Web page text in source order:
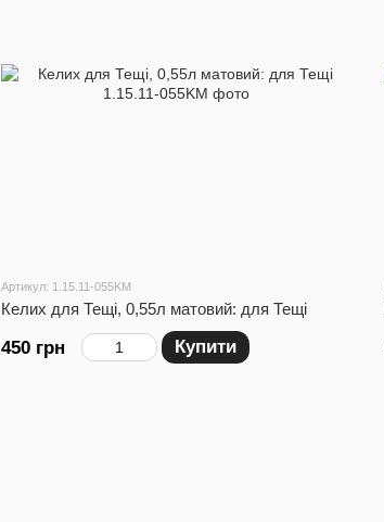
Артикул: 1.15.11-055KM
Келих для Тещі, 0,55л матовий: для Тещі
450 грн Купити